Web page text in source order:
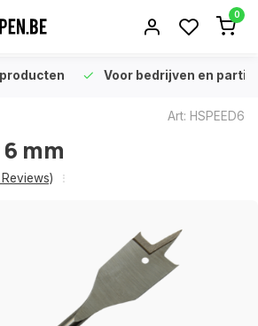
0
Voor bedrijven en
Art: HSPEED6
mm